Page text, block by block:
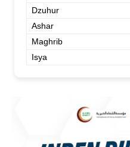
Dzuhur
Ashar
Maghrib
Isya